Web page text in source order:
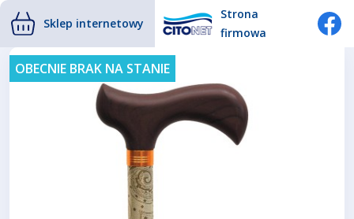
Sklep internetowy
Strona
firmowa
OBECNIE BRAK NA STANIE